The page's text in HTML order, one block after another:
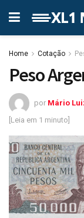
Home Cotação
Peso
por Mário
[Leia em 1 minuto]